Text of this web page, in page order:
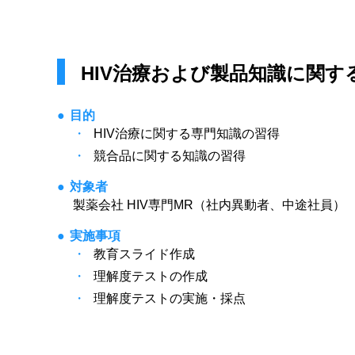
HIV治療および製品知識に関す
目的
HIV治療に関する専門知識の習得
競合品に関する知識の習得
対象者
製薬会社 HIV専門MR（社内異動者、中途社員）
実施事項
教育スライド作成
理解度テストの作成
理解度テストの実施・採点